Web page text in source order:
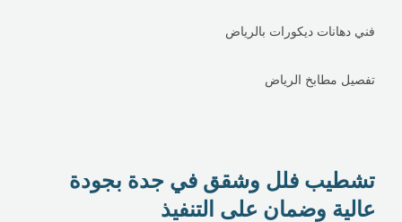
فني دهانات ديكورات بالرياض
تفصيل مطابخ الرياض
تشطيب فلل وشقق في جدة بجودة
عالية وضمان على التنفيذ